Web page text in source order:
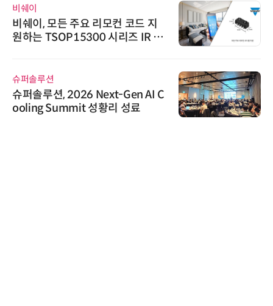
비쉐이
비쉐이, 모든 주요 리모컨 코드 지
원하는 TSOP15300 시리즈 IR 수
슈퍼솔루션
슈퍼솔루션, 2026 Next-Gen AI C
ooling Summit 성황리 성료